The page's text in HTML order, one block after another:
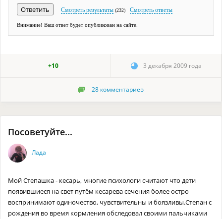
Смотреть результаты (232) Смотреть ответы
Внимание! Ваш ответ будет опубликован на сайте.
+10 3 декабря 2009 года
28 комментариев
Посоветуйте...
Лада
Мой Степашка - кесарь, многие психологи считают что дети
появившиеся на свет путём кесарева сечения более остро
воспринимают одиночество, чувствительны и боязливы.Степан с
рождения во время кормления обследовал своими пальчиками